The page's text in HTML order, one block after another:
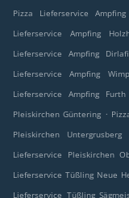
Pizza Lieferservice
Lieferservice Ampfing
Lieferservice Ampfing
Lieferservice Ampfing
Lieferservice Ampfing Furth
Pleiskirchen Güntering .
Pleiskirchen Untergrusberg
Lieferservice Pleiskirchen
Lieferservice Tüßling Neue
Lieferservice Tüßling